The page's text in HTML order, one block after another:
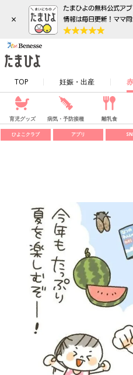
×
TOP 妊娠・出産
育児グッズ 病気・予防接種 離乳食
ひよこクラブ アプリ